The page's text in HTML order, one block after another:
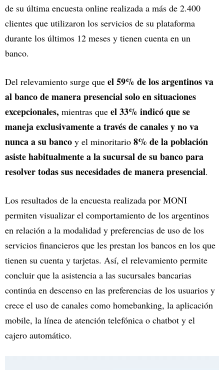
de su última encuesta online realizada a más de 2.400
clientes que utilizaron los servicios de su plataforma
durante los últimos 12 meses y tienen cuenta en un
banco.
Del relevamiento surge que el 59% de los argentinos va
al banco de manera presencial solo en situaciones
excepcionales, mientras que el 33% indicó que se
maneja exclusivamente a través de canales y no va
nunca a su banco y el minoritario 8% de la población
asiste habitualmente a la sucursal de su banco para
resolver todas sus necesidades de manera presencial.
Los resultados de la encuesta realizada por MONI
permiten visualizar el comportamiento de los argentinos
en relación a la modalidad y preferencias de uso de los
servicios financieros que les prestan los bancos en los que
tienen su cuenta y tarjetas. Así, el relevamiento permite
concluir que la asistencia a las sucursales bancarias
continúa en descenso en las preferencias de los usuarios y
crece el uso de canales como homebanking, la aplicación
mobile, la línea de atención telefónica o chatbot y el
cajero automático.